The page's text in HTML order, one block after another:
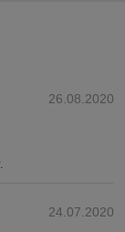
26.08.2020
24.07.2020